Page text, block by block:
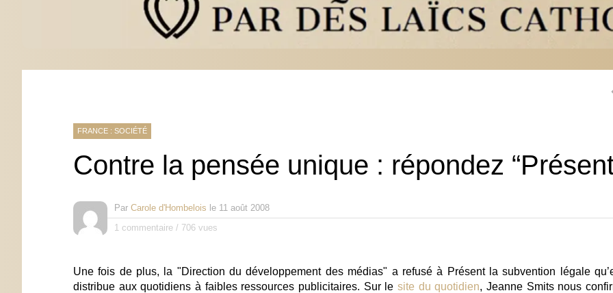
FRANCE : SOCIÉTÉ
Contre la pensée unique : répondez
Par Carole d'Hombelois le 11 août 2008
1 commentaire / 706 vues
Une fois de plus, la "Direction du développement des médias" a refusé à Présent la subvention légale
distribue aux quotidiens à faibles ressources publicitaires. Sur le site du quotidien, Jeanne Smits nous